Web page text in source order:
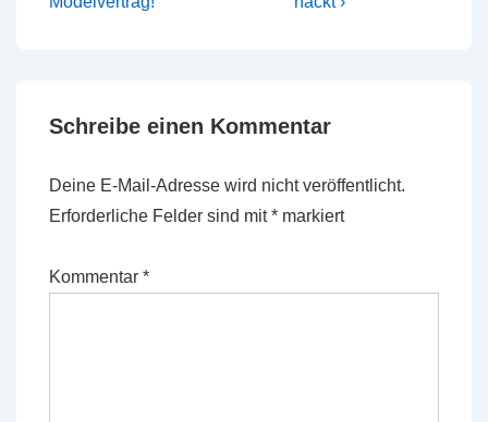
Schreibe einen Kommentar
Deine E-Mail-Adresse wird nicht veröffentlicht.
Erforderliche Felder sind mit* markiert
Kommentar *